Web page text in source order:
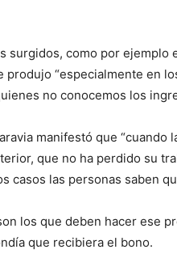
surgidos, como por
produjo “especialmente en
no conocemos los
manifestó que “cuando
que no ha perdido su
casos las personas saben
los que deben hacer ese
que recibiera el bono.